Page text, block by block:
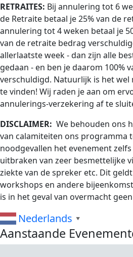
RETRAITES: Bij annulering tot 6
de Retraite betaal je 25% van de
annulering tot 4 weken betaal je
van de retraite bedrag
allerlaatste week - dan zijn alle
gedaan - en ben je daarom 100%
verschuldigd. Natuurlijk is het wel
te vinden! Wij raden je aan om
annulerings-verzekering af te
DISCLAIMER: We behouden ons
van calamiteiten ons programma
noodgevallen het evenement
uitbraken van zeer besmettelijke
ziekte van de spreker etc. Dit
workshops en andere
is in het geval van overmacht
Nederlands ▼
Aanstaande